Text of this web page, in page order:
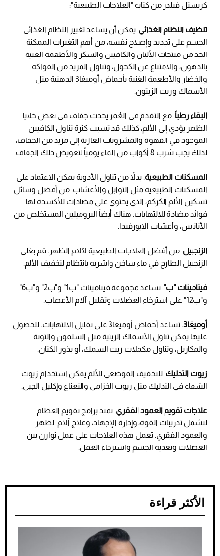
كريستل فيلدر من كتابه "العلاجات الطبيعية":
تنظيف النظام الغذائي. يمكن أن يساعد تغيير النظام الغذائي
الجسم على تجديد وإصلاح نفسه، من أهم التغيرات الممكنة
الحد من منتجات الألبان والكافيين والسكر والأطعمة الغنية
بالدهون، والامتناع عن الكحول، وتناول المزيد من الفواكه
والخضار والأطعمة الغنية بأحماض أوميغا3 الدهنية مثل
الأسماك وزيت الزيتون.
البقاء رطباً. مع التقدم في العُمر يحدث جفاف في بعض خلايا
الظهر يؤدي إلى الألم، كذلك قد تسبب كثرة تناول الكافيين
الموجود في القهوة والمشروبات الغازية إلى مزيد من الجفاف،
لذلك يجب شرب 8 أكواب من الماء يومياً لتعويض ذلك الجفاف.
المسكنات الطبيعية. بدلاً من تناول الأدوية يمكن الاعتماد على
المسكنات الطبيعية مثل التوابل والأعشاب. من أفضل وسائل
تسكين الألم الكركم، الذي يحتوي على مضادات للأكسدة لها
فوائد مضادة للالتهابات. هناك أيضاً البروميلين المستخلص من
الأناناس، وأعشاب الايورفيدا.
الزنجبيل. من أفضل العلاجات الطبيعية لآلام الظهر. قم بغلي
الزنجبيل الطازج في ماء ساخن واشربه بانتظام لتخفيف الألم.
فيتامينات "ب"
. تساعد مجموعة فيتامينات "ب1" و"ب2" و"ب6"
و"ب12" على استرخاء العضلات وتقليل آلام الأعصاب.
أوميغا3
. تساعد أحماض أوميغا3 على تقليل الالتهابات. للحصول
عليها يمكن تناول الأسماك الزيتية مثل السلمون والتونة
والمكاريل، وتناول مكملات زيت السمك، أو بذور الكتان.
زيوت التدليك. للتخفيف الموضعي للألم يمكن استخدام زيوت
الشفاء في التدليك مثل زيوت الخزامى والنعناع وإكليل الجبل.
علاجات تقويم العمود الفقري. تمتد برامج تقويم العظام
لتشمل تدريبات القوة، وإدارة الإجهاد، وعلاج آلام الظهر
والعمود الفقري. تعمل هذه العلاجات على عمل توازن بين
العضلات وتغذية الجسم واسترخاء العقل.
الأكثر قراءة